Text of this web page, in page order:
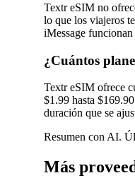
Textr eSIM no
lo que los viajeros
iMessage
¿Cuántos
Textr eSIM ofrece
$1.99 hasta
duración que se
Resumen con AI.
Más